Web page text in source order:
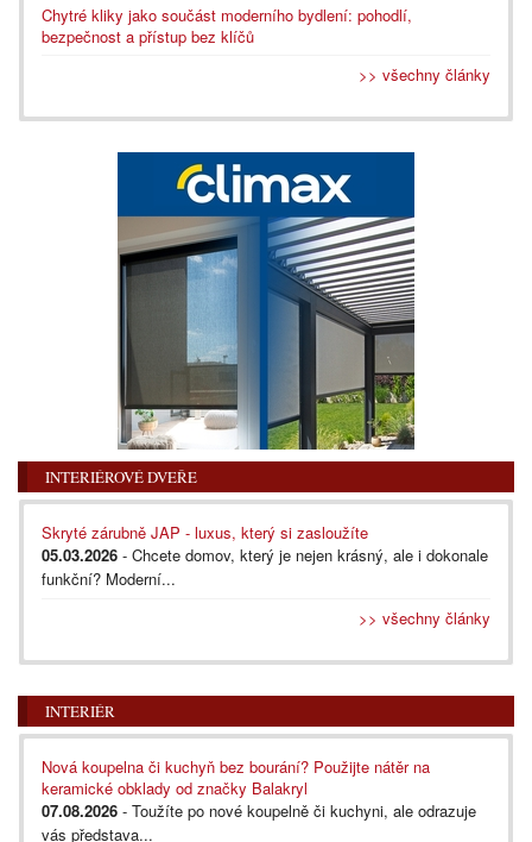
Chytré kliky jako součást moderního bydlení: pohodlí,
bezpečnost a přístup bez klíčů
>> všechny články
INTERIÉROVÉ DVEŘE
Skryté zárubně JAP - luxus, který si zasloužíte
05.03.2026 - Chcete domov, který je nejen krásný, ale i dokonale
funkční? Moderní...
>> všechny články
INTERIÉR
Nová koupelna či kuchyň bez bourání? Použijte nátěr na
keramické obklady od značky Balakryl
07.08.2026 - Toužíte po nové koupelně či kuchyni, ale odrazuje
vás představa...